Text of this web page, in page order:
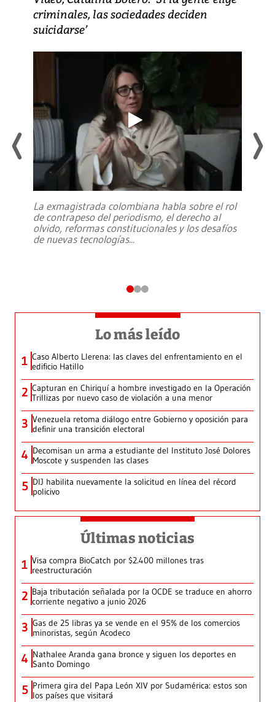
criminales, las sociedades deciden
suicidarse’
La exmagistrada colombiana habla sobre el rol
de contrapeso del periodismo, el derecho al
olvido, reformas constitucionales y los desafíos
de nuevas tecnologías...
Lo más leído
1 Caso Alberto Llerena: las claves del enfrentamiento en el
edificio Hatillo
2 Capturan en Chiriquí a hombre investigado en la Operación
Trillizas por nuevo caso de violación a una menor
3 Venezuela retoma diálogo entre Gobierno y oposición para
definir una transición electoral
4 Decomisan un arma a estudiante del Instituto José Dolores
Moscote y suspenden las clases
5 DIJ habilita nuevamente la solicitud en línea del récord
policivo
Últimas noticias
1 Visa compra BioCatch por $2.400 millones tras
reestructuración
2 Baja tributación señalada por la OCDE se traduce en ahorro
corriente negativo a junio 2026
3 Gas de 25 libras ya se vende en el 95% de los comercios
minoristas, según Acodeco
4 Nathalee Aranda gana bronce y siguen los deportes en
Santo Domingo
5 Primera gira del Papa León XIV por Sudamérica: estos son
los países que visitará